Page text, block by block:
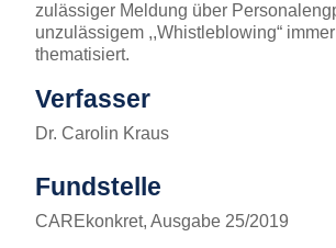
zulässiger Meldung über
unzulässigem ,,Whistleblowing“
thematisiert.
Verfasser
Dr. Carolin Kraus
Fundstelle
CAREkonkret, Ausgabe 25/2019